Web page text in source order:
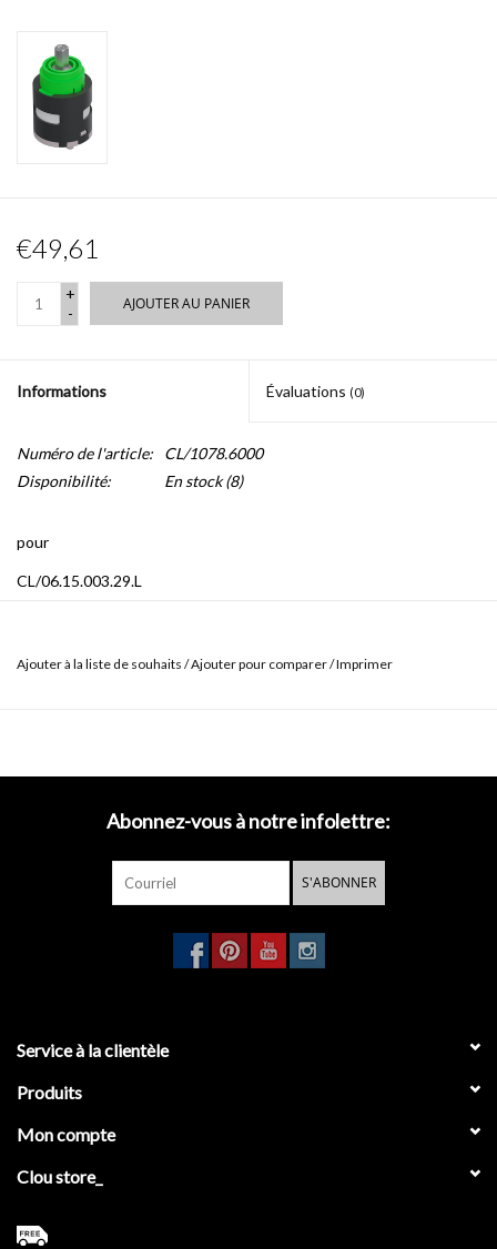
€49,61
+
-
AJOUTER AU PANIER
Informations Évaluations (0)
Numéro de l'article:
CL/1078.6000
Disponibilité:
En stock(8)
pour
CL/06.15.003.29.L
Ajouter à la liste de souhaits /Ajouter pour comparer/Imprimer
Abonnez-vous à notre infolettre:
S'ABONNER
Service à la clientèle
Produits
Mon compte
Clou store_